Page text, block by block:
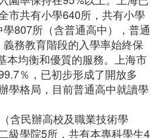
市共有小學640所，共有小學
807所（含普通高中），普通
務教育階段的入學率始終保
本均衡和優質的服務。上海市
％，已初步形成了開放多
學格局，目前普通高中就讀學
含民辦高校及職業技術學
級學院5所，共有本專科學生4